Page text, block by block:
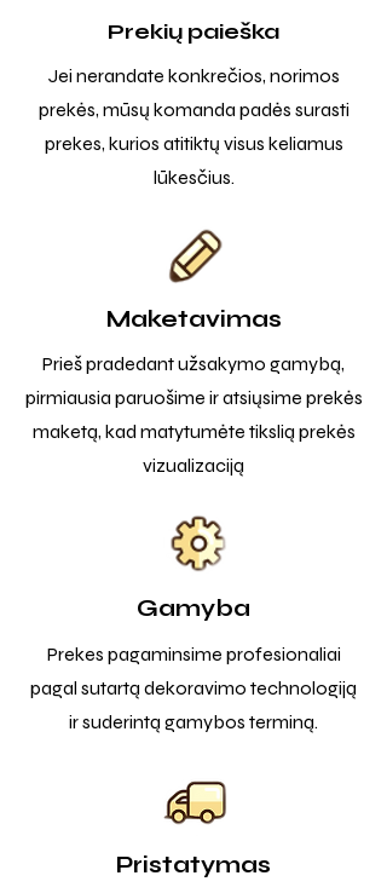
Prekių paieška
Jei nerandate konkrečios, norimos
prekės, mūsų komanda padės surasti
prekes, kurios atitiktų visus keliamus
lūkesčius.
Maketavimas
Prieš pradedant užsakymo gamybą,
pirmiausia paruošime ir atsiųsime prekės
maketą, kad matytumėte tikslią prekės
vizualizaciją
Gamyba
Prekes pagaminsime profesionaliai
pagal sutartą dekoravimo technologiją
ir suderintą gamybos terminą.
Pristatymas